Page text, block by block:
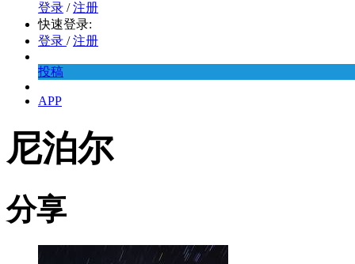
登录 / 注册
快速登录:
登录 / 注册
投稿
APP
尼泊尔
分享